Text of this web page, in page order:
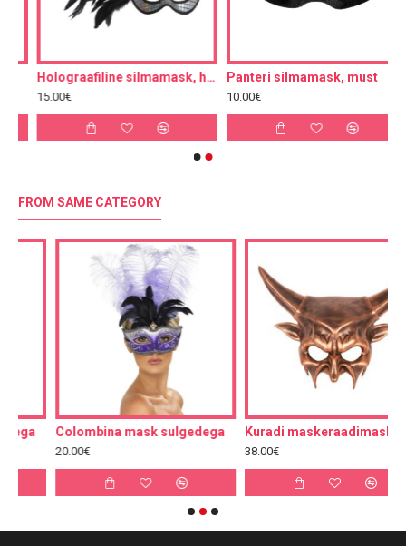
Holograafiline silmamask, hõbedane
15.00€
Panteri silmamask, must
10.00€
FROM SAME CATEGORY
Colombina mask sulgedega Kuradi maskeraadimask